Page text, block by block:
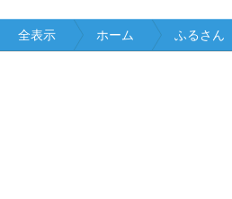
全表示 ホーム ふるさん